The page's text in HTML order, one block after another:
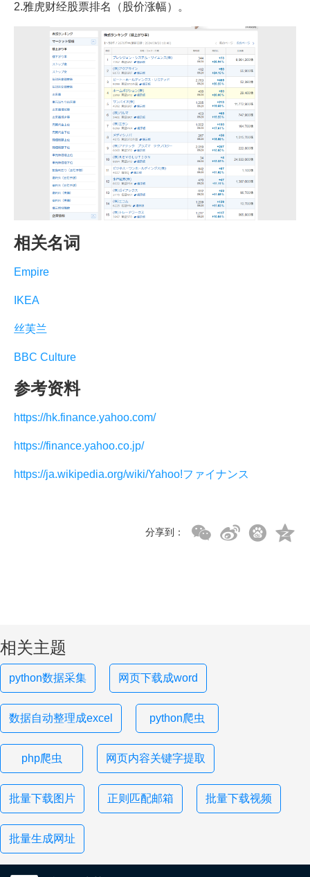
2.雅虎财经股票排名（股价涨幅）。
相关名词
Empire
IKEA
丝芙兰
BBC Culture
参考资料
https://hk.finance.yahoo.com/
https://finance.yahoo.co.jp/
https://ja.wikipedia.org/wiki/Yahoo!ファイナンス
分享到：
相关主题
python数据采集 网页下载成word
数据自动整理成excel python爬虫
php爬虫 网页内容关键字提取
批量下载图片 正则匹配邮箱 批量下载视频
批量生成网址